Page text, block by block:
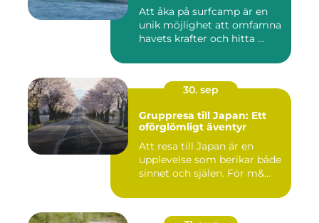
Att åka på surfcamp är en
unik möjlighet att omfamna
havets krafter och hitta ...
30. sep
Gruppresa till Japan: Ett
oförglömligt äventyr
Att resa till Japan är en
upplevelse som berikar både
sinnet och själen. För m&...